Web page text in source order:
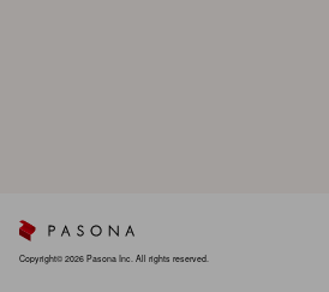
Copyright© 2026 Pasona Inc. All rights reserved.